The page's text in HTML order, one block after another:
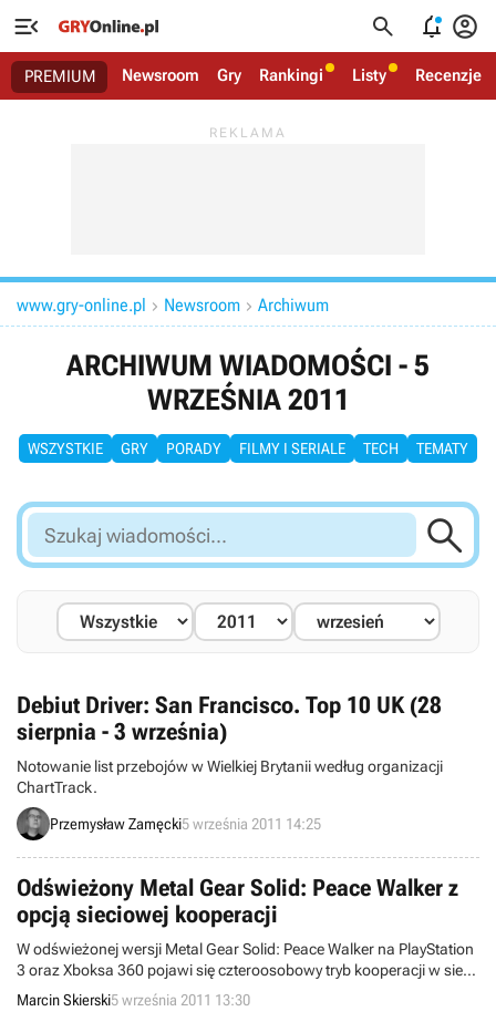
   
PREMIUM Newsroom Gry Rankingi Listy Recenzje
www.gry-online.pl  Newsroom  Archiwum
ARCHIWUM WIADOMOŚCI - 5
WRZEŚNIA 2011
WSZYSTKIE GRY PORADY FILMY I SERIALE TECH TEMATY
Szukaj
wiadomości...

Debiut Driver: San Francisco. Top 10 UK (28
sierpnia - 3 września)
Notowanie list przebojów w Wielkiej Brytanii według organizacji
ChartTrack.
Przemysław Zamęcki5 września 2011 14:25
Odświeżony Metal Gear Solid: Peace Walker z
opcją sieciowej kooperacji
W odświeżonej wersji Metal Gear Solid: Peace Walker na PlayStation
3 oraz Xboksa 360 pojawi się czteroosobowy tryb kooperacji w sieci.
Taką wiadomość potwierdził za pośrednictwem Twittera twórca
serii, Hideo Kojima.
Marcin Skierski5 września 2011 13:30